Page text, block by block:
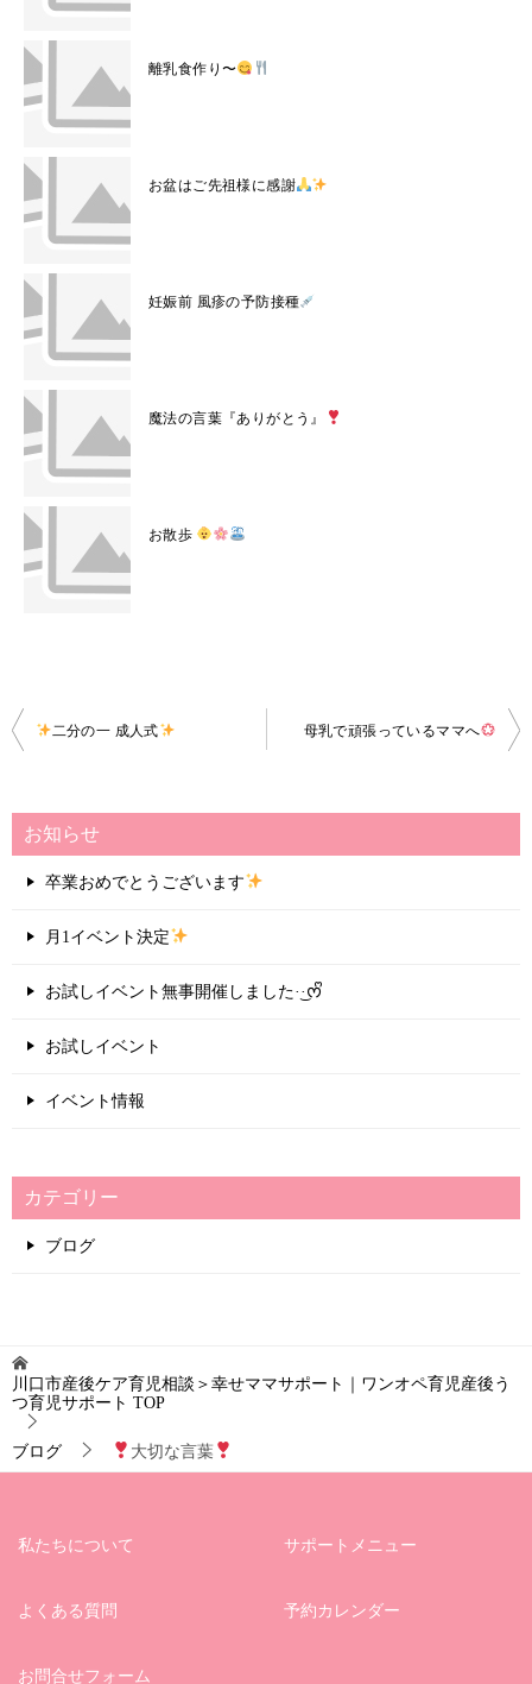
離乳食作り〜
お盆はご先祖様に感謝
妊娠前 風疹の予防接種
魔法の言葉『ありがとう』
お散歩
投
ビ
ゲ
ョ
二分の一 成人式 母乳で頑張っているママへ
お知らせ
卒業おめでとうございます
月1イベント決定
お試しイベント無事開催しました·͜·ᰔᩚ
お試しイベント
イベント情報
カテゴリー
ブログ
川口市産後ケア育児相談＞幸せママサポート｜ワンオペ育児産後う
つ育児サポート TOP
ブログ 大切な言葉
私たちについて サポートメニュー
よくある質問 予約カレンダー
お問合せフォーム